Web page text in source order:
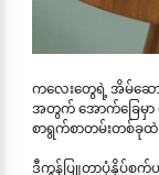
ကလေးတွေရဲ့ အိမ်ဆေ
အတွက် အောက်ခြေမှာ
စာရွက်စာတမ်းတစ်ခုထဲမှ
ဒီကွန်ပြူတာပုံနှိပ်စက်